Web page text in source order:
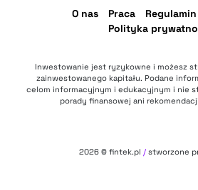
O nas Praca Regulamin
Polityka
Inwestowanie jest ryzykowne i możesz
zainwestowanego kapitału. Podane
celom informacyjnym i edukacyjnym i nie
porady finansowej ani
2026 © fintek.pl / stworzone